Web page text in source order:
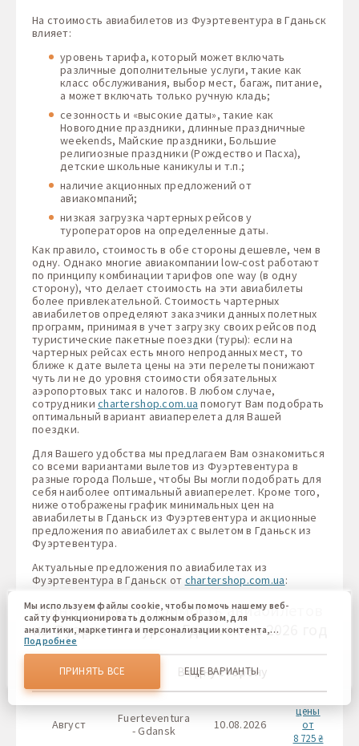
На стоимость авиабилетов из Фуэртевентура в Гданьск
влияет:
уровень тарифа, который может включать
различные дополнительные услуги, такие как
класс обслуживания, выбор мест, багаж, питание,
а может включать только ручную кладь;
сезонность и «высокие даты», такие как
Новогодние праздники, длинные праздничные
weekends, Майские праздники, Большие
религиозные праздники (Рождество и Пасха),
детские школьные каникулы и т.п.;
наличие акционных предложений от
авиакомпаний;
низкая загрузка чартерных рейсов у
туроператоров на определенные даты.
Как правило, стоимость в обе стороны дешевле, чем в
одну. Однако многие авиакомпании low-cost работают
по принципу комбинации тарифов one way (в одну
сторону), что делает стоимость на эти авиабилеты
более привлекательной. Стоимость чартерных
авиабилетов определяют заказчики данных полетных
программ, принимая в учет загрузку своих рейсов под
туристические пакетные поездки (туры): если на
чартерных рейсах есть много непроданных мест, то
ближе к дате вылета цены на эти перелеты понижают
чуть ли не до уровня стоимости обязательных
аэропортовых такс и налогов. В любом случае,
сотрудникиchartershop.com.ua помогут Вам подобрать
оптимальный вариант авиаперелета для Вашей
поездки.
Для Вашего удобства мы предлагаем Вам ознакомиться
со всеми вариантами вылетов из Фуэртевентура в
разные города Польше, чтобы Вы могли подобрать для
себя наиболее оптимальный авиаперелет. Кроме того,
ниже отображены график минимальных цен на
авиабилеты в Гданьск из Фуэртевентура и акционные
предложения по авиабилетах с вылетом в Гданьск из
Фуэртевентура.
Актуальные предложения по авиабилетах из
Фуэртевентура в Гданьск от chartershop.com.ua:
Минимальная стоимость авиабилетов
из Фуэртевентура в Гданьск на 2026 год
Месяц В одну сторону
Август
Fuerteventura
- Gdansk
10.08.2026
цены
от
8 725 ₴
Мы используем файлы cookie, чтобы помочь нашему веб-
сайту функционировать должным образом, для
аналитики, маркетинга и персонализации контента,
который вы видите. Файлы cookies позволяют нам
отличать Вас от других пользователей нашего веб-сайта.
Соглашаясь, вы соглашаетесь на использование всех этих
файлов cookie. Вы можете обновить свои предпочтения,
нажав кнопку настроек файлов cookie, или в любое
Подробнее
ПРИНЯТЬ ВСЕ ЕЩЕ ВАРИАНТЫ